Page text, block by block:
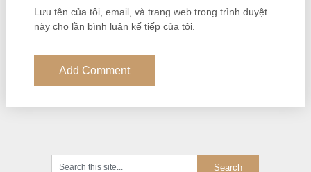
Lưu tên của tôi, email, và trang web trong trình duyệt
này cho lần bình luận kế tiếp của tôi.